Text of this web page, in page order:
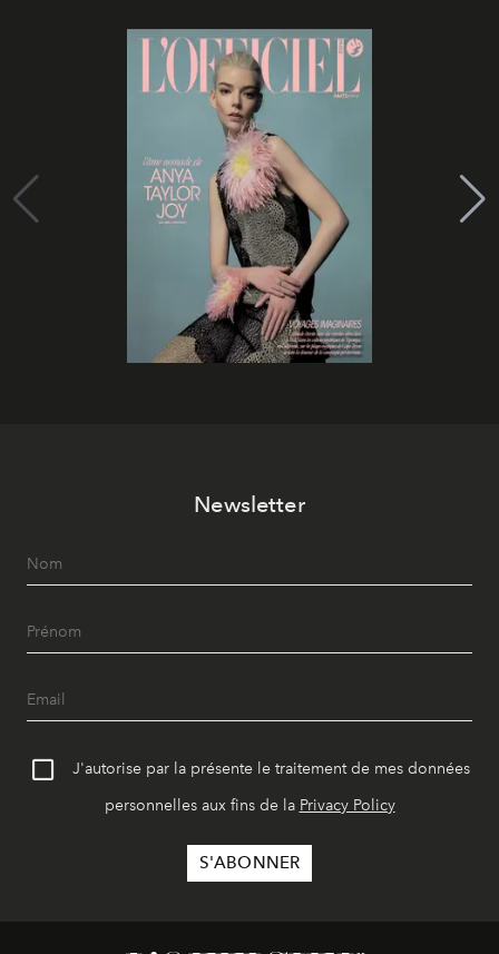
Newsletter
J'autorise par la présente le traitement de mes données
personnelles aux fins de la Privacy Policy